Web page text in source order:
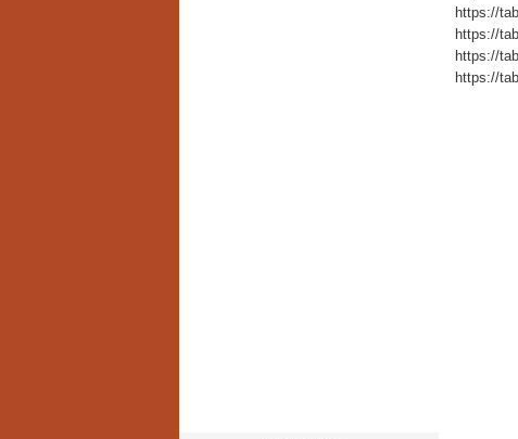
https://
https://
https://
https://